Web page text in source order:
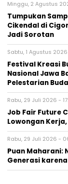
Minggu, 2 Agustus
Tumpukan
Cikendal di
Jadi Sorotan
Sabtu, 1 Agustus
Festival Kreasi
Nasional Jawa
Pelestarian
Rabu, 29 Juli 2026 -
Job Fair Future
Lowongan
Rabu, 29 Juli 2026 -
Puan Maharani:
Generasi